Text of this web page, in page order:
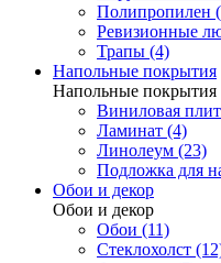
Полипропилен
Ревизионные
Трапы (4)
Напольные покрытия
Напольные покрытия
Виниловая
Ламинат (4)
Линолеум (23)
Подложка для
Обои и декор
Обои и декор
Обои (11)
Стеклохолст